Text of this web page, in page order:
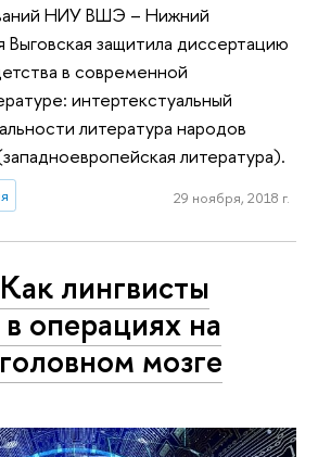
НИУ ВШЭ – Нижний
Выговская защитила диссертацию
в современной
интертекстуальный
литература народов
литература).
29 ноября, 2018 г.
лингвисты
операциях на
мозге